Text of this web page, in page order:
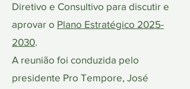
Diretivo e Consultivo para discutir e
aprovar o Plano Estratégico 2025-
2030.
A reunião foi conduzida pelo
presidente Pro Tempore, José